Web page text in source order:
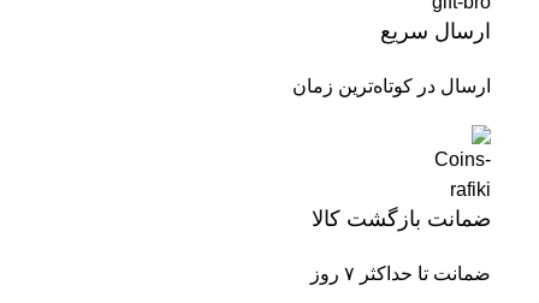
ارسال سریع
ارسال در کوتاه‌ترین زمان
ضمانت بازگشت کالا
ضمانت تا حداکثر ۷ روز